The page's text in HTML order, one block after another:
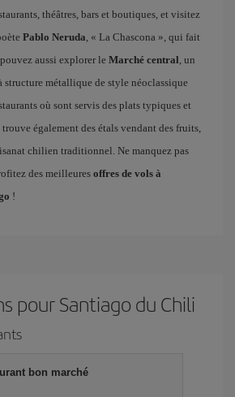
théâtres, bars et boutiques, et visitez
Pablo Neruda, « La Chascona », qui fait
aussi explorer le Marché central, un
métallique de style néoclassique
où sont servis des plats typiques et
également des étals vendant des fruits,
chilien traditionnel. Ne manquez pas
des meilleures offres de vols à
!
pour Santiago du Chili
bon marché